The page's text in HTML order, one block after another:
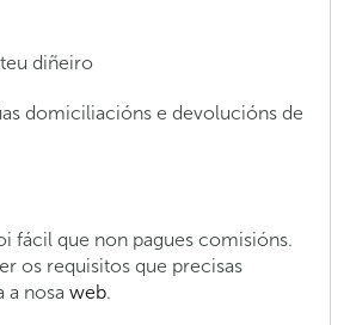
diñeiro
domiciliacións e devolucións de
fácil que non pagues comisións.
os requisitos que precisas
a nosa web.